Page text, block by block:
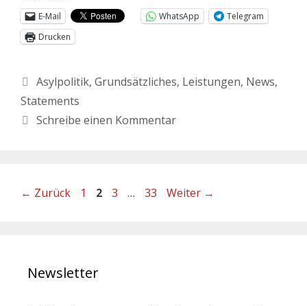
E-Mail
WhatsApp
Telegram
Drucken
Asylpolitik, Grundsätzliches, Leistungen, News,
Statements
Schreibe einen Kommentar
← Zurück 1 2 3 … 33 Weiter →
Newsletter